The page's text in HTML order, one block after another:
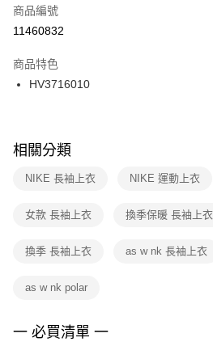
【「AFTEE先享後付」結帳流程】
１．於結帳方式選擇「AFTEE先享後付」後
２．訂單成立數日內，您將收到繳費通知簡訊
３．收到繳費通知簡訊後14天內，點擊此簡
ATM／網路銀行／等多元方式進行付款，方視
※ 交易是否成功請以「AFTEE先享後付 」之
是否繳費成功／繳費後需取消欲退款等相關
客戶支援中心」https://
１．透過由恩沛科技股份有限公司提供之「
權轉讓予恩沛科技股份有限公司。
３．未成年的使用者請事先徵得法定代理人
４．使用「AFTEE先享後付」時，將依據個
宅配
每筆NT$100，滿NT$1,500(含以上)免運
付款後門市自取
每筆NT$100，滿NT$1,500(含以上)免運
商品編號
11460832
商品特色
HV3716010
相關分類
NIKE 長袖上衣 NIKE 運動上衣
女款 長袖上衣 換季保暖 長袖上衣
換季 長袖上衣 as w nk 長袖上衣
as w nk polar
一 必買清單 一